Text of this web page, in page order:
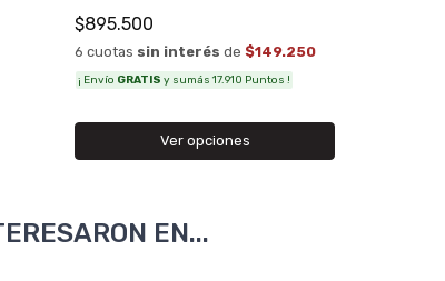
$895.500
6 cuotas sin interés de $149.250
¡ Envío GRATIS y sumás 17.910 Puntos !
Ver opciones
EN...